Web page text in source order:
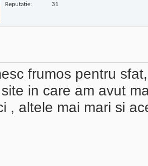
Reputatie: 31
frumos pentru
in care am avut
, altele mai mari si